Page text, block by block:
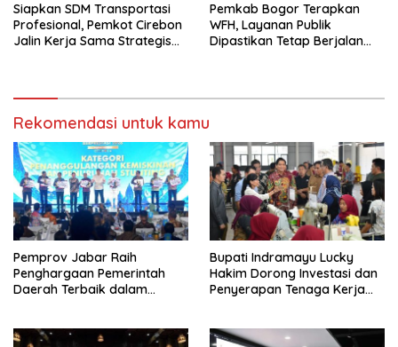
Siapkan SDM Transportasi
Profesional, Pemkot Cirebon
Jalin Kerja Sama Strategis
Pemkab Bogor Terapkan
WFH, Layanan Publik
Dipastikan Tetap Berjalan
Rekomendasi untuk kamu
Pemprov Jabar Raih
Penghargaan Pemerintah
Daerah Terbaik dalam
Bupati Indramayu Lucky
Hakim Dorong Investasi dan
Penyerapan Tenaga Kerja